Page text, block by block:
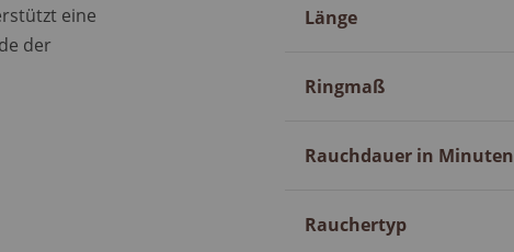
eine
der
Länge
Ringmaß
Rauchdauer in Minuten
Rauchertyp